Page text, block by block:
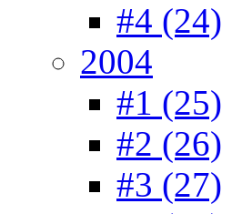
#4 (24)
2004
#1 (25)
#2 (26)
#3 (27)